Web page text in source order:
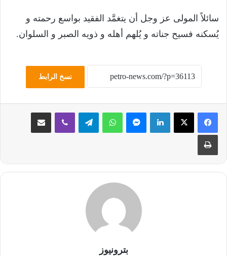
سائلاً المولى عز وجل أن يتغمَّد الفقيد بواسع رحمته و
يُسكنه فسيح جناته و يُلهم أهله و ذويه الصبر و السلوان.
نسخ الرابط
لينكدإن ماسنجر واتساب تيلقرام ڤايبر مشاركة عبر البريد
طباعة
بترونيوز